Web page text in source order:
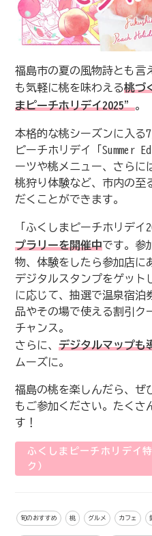
福島市の夏の風物詩とも言
も気軽に桃を味わえる桃づ
まピーチホリデイ2025”。
本格的な桃シーズンに入る
ピーチホリデイ「Summer
ーツや桃メニュー、さらに
桃狩り体験など、市内の至
だくことができます。
「ふくしまピーチホリデイ
プラリーを開催中です。参
物、体験をしたら参加店に
デジタルスタンプをゲット
に応じて、抽選で温泉宿泊
品やその場で使える割引ク
チャンス。
さらに、 デジタルマップも
ムーズに。
福島の桃を楽しんだら、ぜ
もご参加ください。たくさ
す！
ふくしまピーチホリデイ
ク）
旬のおすすめ 桃 グルメ カフェ